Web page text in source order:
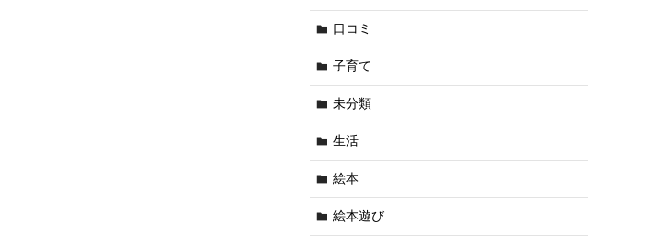
口コミ
子育て
未分類
生活
絵本
絵本遊び